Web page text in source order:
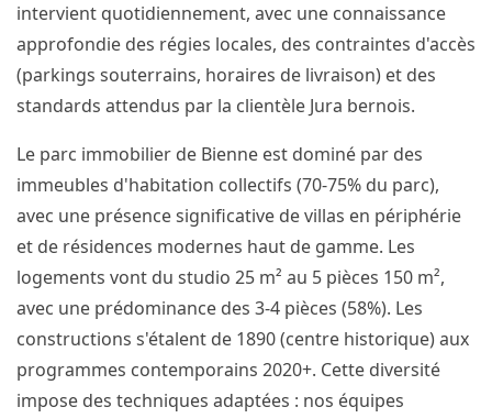
intervient quotidiennement, avec une connaissance
approfondie des régies locales, des contraintes d'accès
(parkings souterrains, horaires de livraison) et des
standards attendus par la clientèle Jura bernois.
Le parc immobilier de Bienne est dominé par des
immeubles d'habitation collectifs (70-75% du parc),
avec une présence significative de villas en périphérie
et de résidences modernes haut de gamme. Les
logements vont du studio 25 m² au 5 pièces 150 m²,
avec une prédominance des 3-4 pièces (58%). Les
constructions s'étalent de 1890 (centre historique) aux
programmes contemporains 2020+. Cette diversité
impose des techniques adaptées : nos équipes